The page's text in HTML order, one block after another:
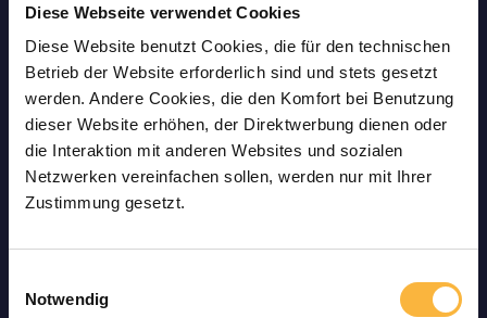
Diese Webseite verwendet Cookies
Diese Website benutzt Cookies, die für den technischen
Betrieb der Website erforderlich sind und stets gesetzt
werden. Andere Cookies, die den Komfort bei Benutzung
dieser Website erhöhen, der Direktwerbung dienen oder
die Interaktion mit anderen Websites und sozialen
Netzwerken vereinfachen sollen, werden nur mit Ihrer
Zustimmung gesetzt.
Notwendig
meiner Bestellung... es war mir eine Freude
mit euch.“ – Markus Rube, Google vor 25
Wochen
„Die Bestellung lief reibungslos, der
Versand war schnell und alles war sicher
und liebevoll verpackt.“ –
Tagen
„Rasche Lieferung. Das Team war sehr